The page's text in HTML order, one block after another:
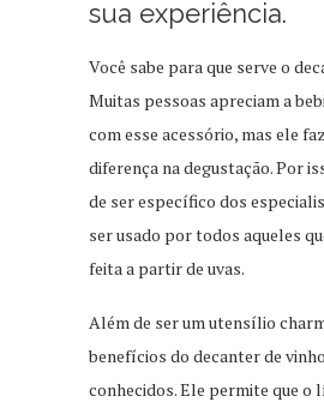
sua experiência.
Você sabe para que serve o
Muitas pessoas apreciam a
com esse acessório, mas ele
diferença na degustação. Por
de ser específico dos
ser usado por todos aqueles
feita a partir de uvas.
Além de ser um utensílio
benefícios do decanter de
conhecidos. Ele permite que o